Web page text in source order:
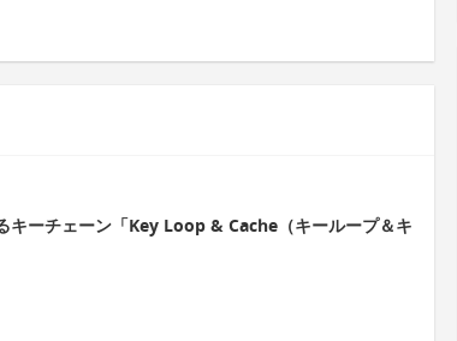
キーチェーン「Key Loop & Cache（キーループ＆キ